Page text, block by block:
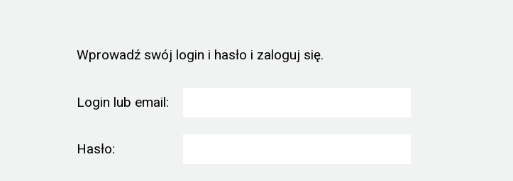
Wprowadź swój login i hasło i zaloguj się.
Login lub email:
Hasło: